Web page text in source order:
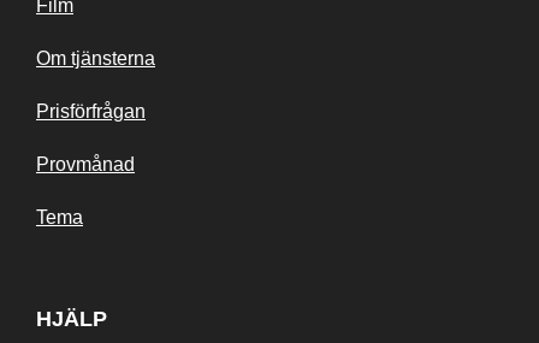
Film
Om tjänsterna
Prisförfrågan
Provmånad
Tema
HJÄLP